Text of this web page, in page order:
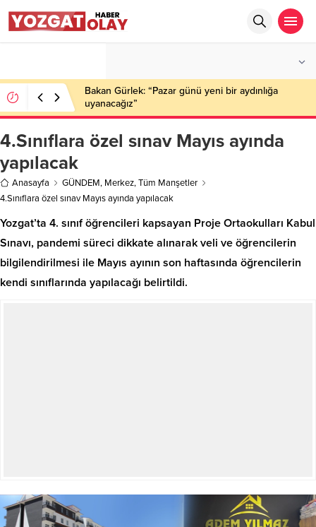
Bakan Gürlek: “Pazar günü yeni bir aydınlığa
uyanacağız”
4.Sınıflara özel sınav Mayıs ayında
yapılacak
Anasayfa GÜNDEM, Merkez,Tüm Manşetler
4.Sınıflara özel sınav Mayıs ayında yapılacak
Yozgat’ta 4. sınıf öğrencileri kapsayan Proje Ortaokulları Kabul
Sınavı, pandemi süreci dikkate alınarak veli ve öğrencilerin
bilgilendirilmesi ile Mayıs ayının son haftasında öğrencilerin
kendi sınıflarında yapılacağı belirtildi.